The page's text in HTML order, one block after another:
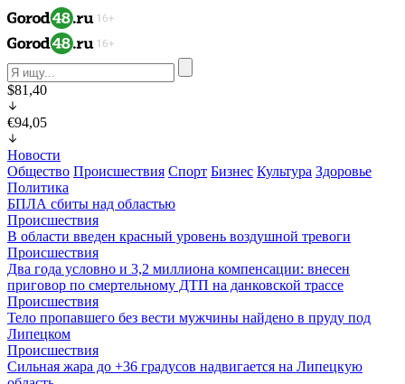
$81,40
€94,05
Новости
Общество Происшествия Спорт Бизнес Культура Здоровье
Политика
БПЛА сбиты над областью
Происшествия
В области введен красный уровень воздушной тревоги
Происшествия
Два года условно и 3,2 миллиона компенсации: внесен
приговор по смертельному ДТП на данковской трассе
Происшествия
Тело пропавшего без вести мужчины найдено в пруду под
Липецком
Происшествия
Сильная жара до +36 градусов надвигается на Липецкую